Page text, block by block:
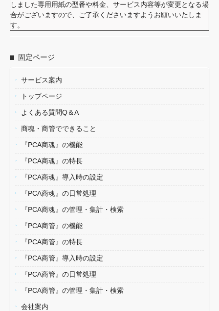
しました専用用紙の型番や料金、サービス内容等が変更となる場
合がございますので、ご了承くださいますようお願いいたしま
す。
固定ページ
サービス案内
トップページ
よくある質問Q＆A
商魂・商管でできること
『PCA商魂』の機能
『PCA商魂』の特長
『PCA商魂』導入時の設定
『PCA商魂』の日常処理
『PCA商魂』の管理・集計・検索
『PCA商管』の機能
『PCA商管』の特長
『PCA商管』導入時の設定
『PCA商管』の日常処理
『PCA商管』の管理・集計・検索
会社案内